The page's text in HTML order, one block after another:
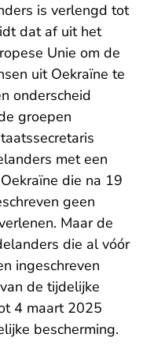
is verlengd tot
dat af uit het
Unie om de
uit Oekraïne te
onderscheid
groepen
met een
die na 19
geen
Maar de
die al vóór
ingeschreven
de tijdelijke
4 maart 2025
bescherming.